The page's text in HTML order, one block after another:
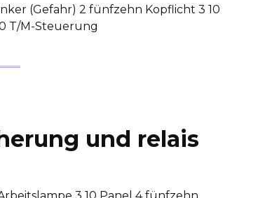
(Gefahr) 2 fünfzehn Kopflicht 3 10
T/M-Steuerung
und relais